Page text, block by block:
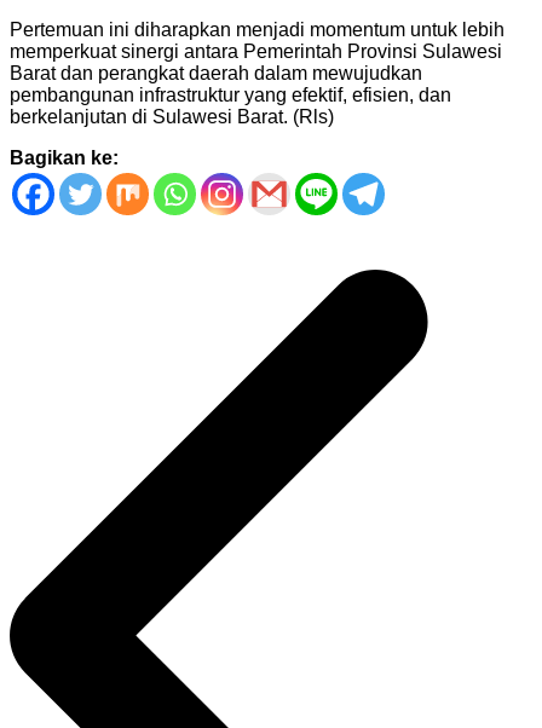
Pertemuan ini diharapkan menjadi momentum untuk lebih
memperkuat sinergi antara Pemerintah Provinsi Sulawesi
Barat dan perangkat daerah dalam mewujudkan
pembangunan infrastruktur yang efektif, efisien, dan
berkelanjutan di Sulawesi Barat. (Rls)
Bagikan ke: